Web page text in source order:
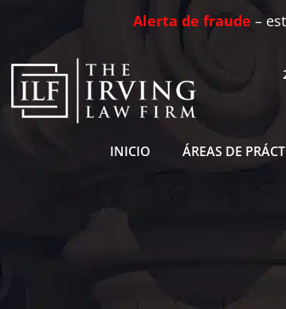
content
Alerta de fraude –
INICIO ÁREAS DE